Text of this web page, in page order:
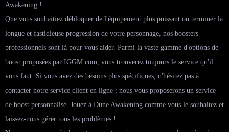
Awakening !
Que vous souhaitiez débloquer de l'équipement plus puissant ou terminer la
longue et fastidieuse progression de votre personnage, nos boosters
professionnels sont là pour vous aider. Parmi la vaste gamme d'options de
boost proposées par IGGM.com, vous trouverez toujours le service qu'il
vous faut. Si vous avez des besoins plus spécifiques, n'hésitez pas à
contacter notre service client en ligne ; nous vous proposerons un service
de boost personnalisé. Jouez à Dune Awakening comme vous le souhaitez et
laissez-nous gérer tous les problèmes !